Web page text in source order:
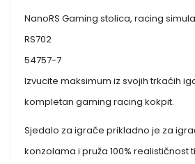
NanoRS Gaming stolica, racing
RS702
54757-7
Izvucite maksimum iz svojih trkaćih
kompletan gaming racing kokpit.
Sjedalo za igrače prikladno je za
konzolama i pruža 100% realističnost